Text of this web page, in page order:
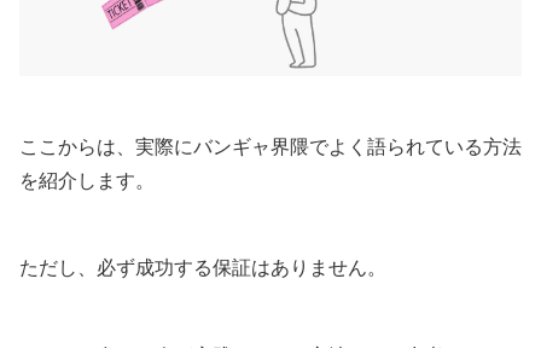
ここからは、実際にバンギャ界隈でよく語られている方法
を紹介します。
ただし、必ず成功する保証はありません。